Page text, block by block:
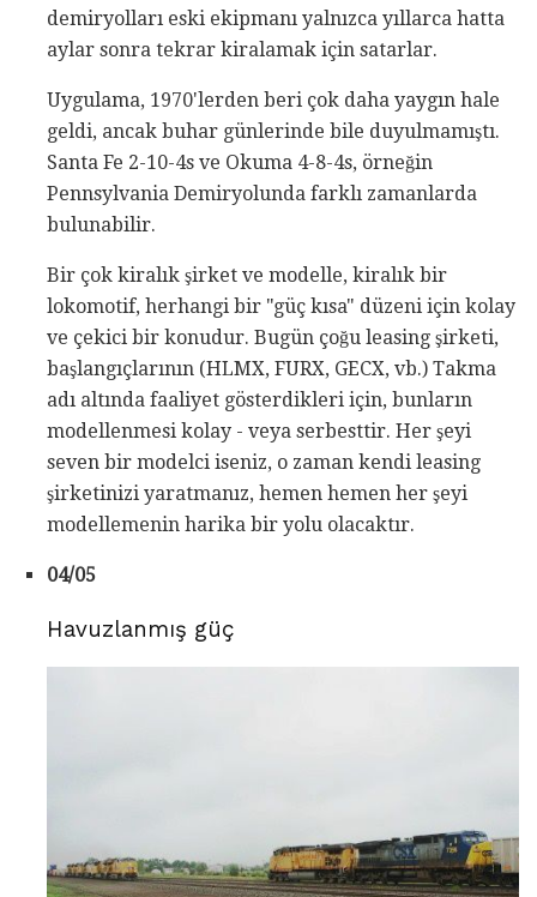
demiryolları eski ekipmanı yalnızca yıllarca hatta
aylar sonra tekrar kiralamak için satarlar.
Uygulama, 1970'lerden beri çok daha yaygın hale
geldi, ancak buhar günlerinde bile duyulmamıştı.
Santa Fe 2-10-4s ve Okuma 4-8-4s, örneğin
Pennsylvania Demiryolunda farklı zamanlarda
bulunabilir.
Bir çok kiralık şirket ve modelle, kiralık bir
lokomotif, herhangi bir "güç kısa" düzeni için kolay
ve çekici bir konudur. Bugün çoğu leasing şirketi,
başlangıçlarının (HLMX, FURX, GECX, vb.) Takma
adı altında faaliyet gösterdikleri için, bunların
modellenmesi kolay - veya serbesttir. Her şeyi
seven bir modelci iseniz, o zaman kendi leasing
şirketinizi yaratmanız, hemen hemen her şeyi
modellemenin harika bir yolu olacaktır.
04/05
Havuzlanmış güç